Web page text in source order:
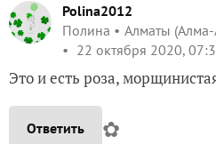
Polina2012
Полина
Алматы (Алма-
22 октября 2020,
Это и есть роза,
Ответить ✿